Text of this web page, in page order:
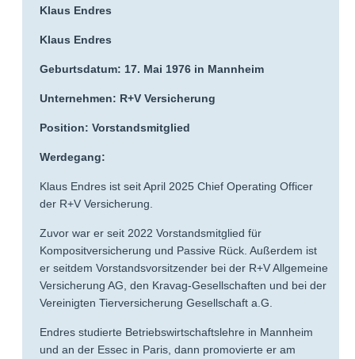
Klaus Endres
Klaus Endres
Geburtsdatum: 17. Mai 1976 in Mannheim
Unternehmen: R+V Versicherung
Position: Vorstandsmitglied
Werdegang:
Klaus Endres ist seit April 2025 Chief Operating Officer
der R+V Versicherung.
Zuvor war er seit 2022 Vorstandsmitglied für
Kompositversicherung und Passive Rück. Außerdem ist
er seitdem Vorstandsvorsitzender bei der R+V Allgemeine
Versicherung AG, den Kravag-Gesellschaften und bei der
Vereinigten Tierversicherung Gesellschaft a.G.
Endres studierte Betriebswirtschaftslehre in Mannheim
und an der Essec in Paris, dann promovierte er am